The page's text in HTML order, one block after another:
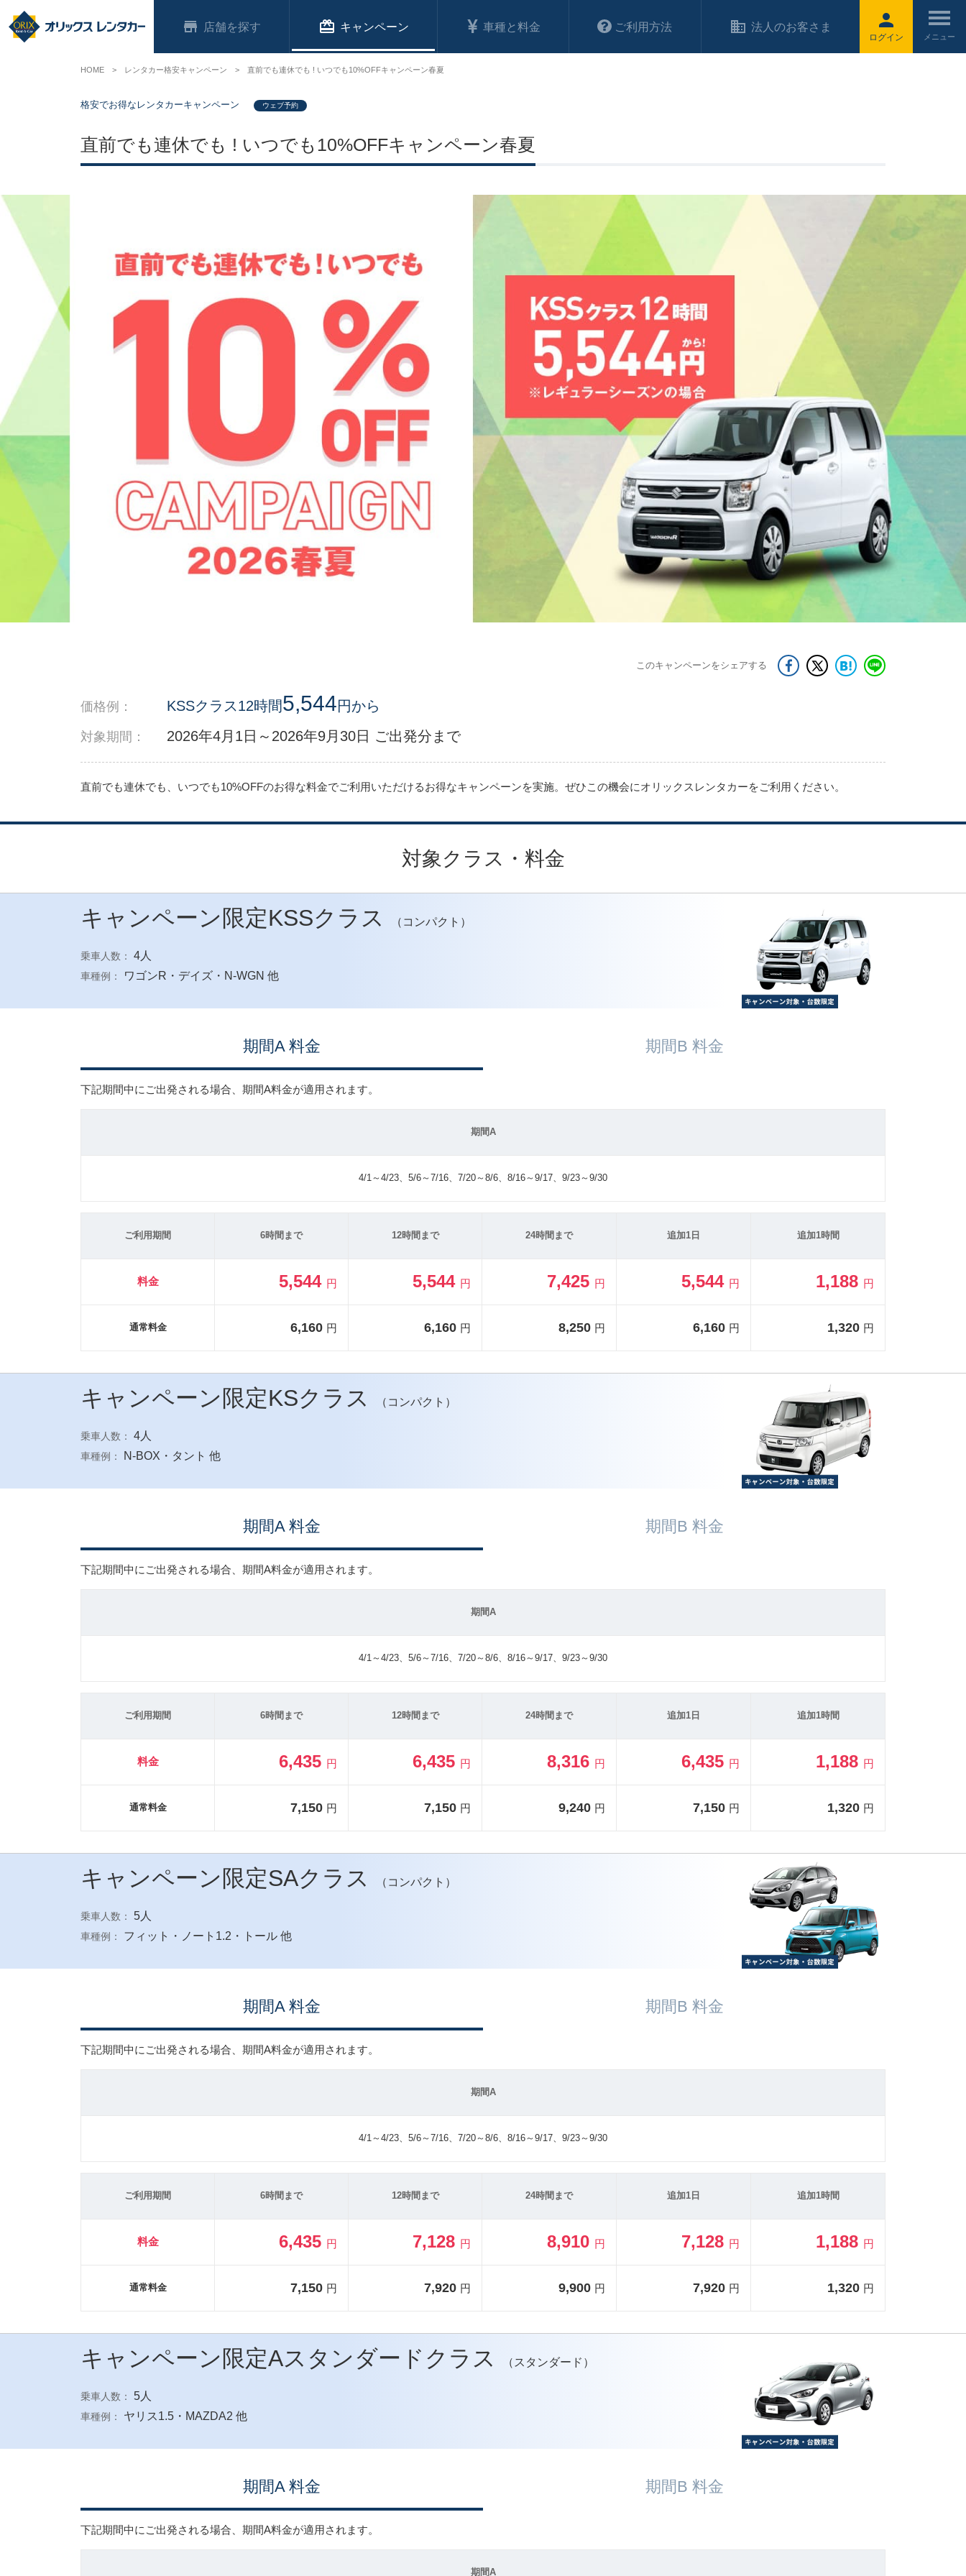
ログイン
店舗 キャンペーン 車種と料金 ご利用方法 法人のお客さま
格安でお得なレンタカーキャンペーン ウェブ予約
直前でも連休でも ! いつでも10%OFFキャンペーン春夏
このキャンペーンをシェアする
価格例： KSSクラス12時間5,544円から
対象期間： 2026年4月1日～2026年9月30日 ご出発分まで
直前でも連休でも、いつでも10%OFFのお得な料金でご利用いただけるお得なキャンペーンを実施。ぜひこの機会にオリックスレンタカーをご利用ください。
対象クラス・料金
キャンペーン限定KSSクラス （コンパクト）
乗車人数： 4人
車種例： ワゴンR・デイズ・N-WGN 他
期間A 料金 期間B 料金
下記期間中にご出発される場合、期間A料金が適用されます。
期間A
4/1～4/23、5/6～7/16、7/20～8/6、8/16～9/17、9/23～9/30
ご利用期間 6時間まで 12時間まで 24時間まで 追加1日 追加1時間
料金 5,544 円 5,544 円 7,425 円 5,544 円 1,188 円
通常料金 6,160 円 6,160 円 8,250 円 6,160 円 1,320 円
キャンペーン限定KSクラス （コンパクト）
乗車人数： 4人
車種例： N-BOX・タント 他
期間A 料金 期間B 料金
下記期間中にご出発される場合、期間A料金が適用されます。
期間A
4/1～4/23、5/6～7/16、7/20～8/6、8/16～9/17、9/23～9/30
ご利用期間 6時間まで 12時間まで 24時間まで 追加1日 追加1時間
料金 6,435 円 6,435 円 8,316 円 6,435 円 1,188 円
通常料金 7,150 円 7,150 円 9,240 円 7,150 円 1,320 円
キャンペーン限定SAクラス （コンパクト）
乗車人数： 5人
車種例： フィット・ノート1.2・トール 他
期間A 料金 期間B 料金
下記期間中にご出発される場合、期間A料金が適用されます。
期間A
4/1～4/23、5/6～7/16、7/20～8/6、8/16～9/17、9/23～9/30
ご利用期間 6時間まで 12時間まで 24時間まで 追加1日 追加1時間
料金 6,435 円 7,128 円 8,910 円 7,128 円 1,188 円
通常料金 7,150 円 7,920 円 9,900 円 7,920 円 1,320 円
キャンペーン限定Aスタンダードクラス （スタンダード）
乗車人数： 5人
車種例： ヤリス1.5・MAZDA2 他
期間A 料金 期間B 料金
下記期間中にご出発される場合、期間A料金が適用されます。
期間A
HOME レンタカー格安キャンペーン 直前でも連休でも ! いつでも10%OFFキャンペーン春夏